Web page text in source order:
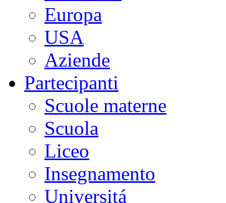
Europa
USA
Aziende
Partecipanti
Scuole materne
Scuola
Liceo
Insegnamento
Universitá